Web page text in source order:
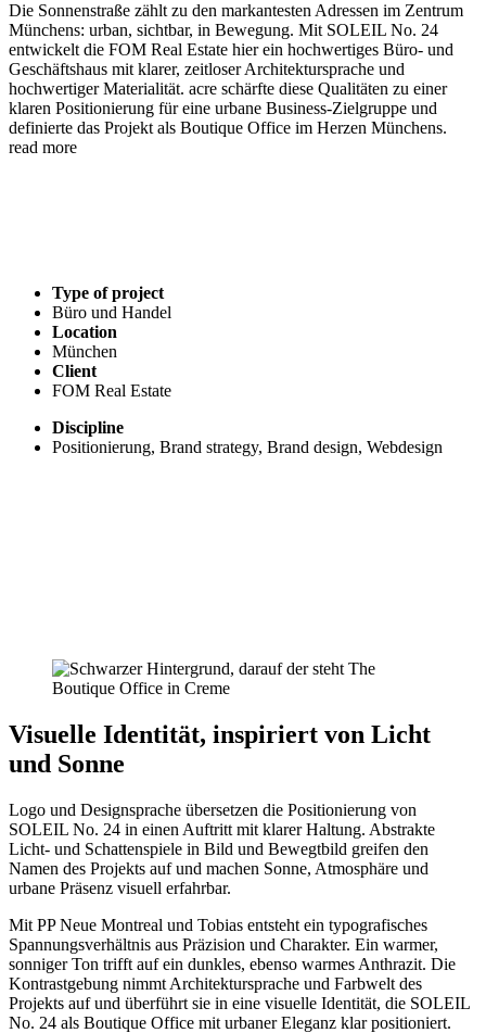
Die Sonnenstraße zählt zu den markantesten Adressen im Zentrum
Münchens: urban, sichtbar, in Bewegung. Mit SOLEIL No. 24
entwickelt die FOM Real Estate hier ein hochwertiges Büro- und
Geschäftshaus mit klarer, zeitloser Architektursprache und
hochwertiger Materialität. acre schärfte diese Qualitäten zu einer
klaren Positionierung für eine urbane Business-Zielgruppe und
definierte das Projekt als Boutique Office im Herzen Münchens.
read more
Type of project
Büro und Handel
Location
München
Client
FOM Real Estate
Discipline
Positionierung, Brand strategy, Brand design, Webdesign
Visuelle Identität, inspiriert von Licht
und Sonne
Logo und Designsprache übersetzen die Positionierung von
SOLEIL No. 24 in einen Auftritt mit klarer Haltung. Abstrakte
Licht- und Schattenspiele in Bild und Bewegtbild greifen den
Namen des Projekts auf und machen Sonne, Atmosphäre und
urbane Präsenz visuell erfahrbar.
Mit PP Neue Montreal und Tobias entsteht ein typografisches
Spannungsverhältnis aus Präzision und Charakter. Ein warmer,
sonniger Ton trifft auf ein dunkles, ebenso warmes Anthrazit. Die
Kontrastgebung nimmt Architektursprache und Farbwelt des
Projekts auf und überführt sie in eine visuelle Identität, die SOLEIL
No. 24 als Boutique Office mit urbaner Eleganz klar positioniert.